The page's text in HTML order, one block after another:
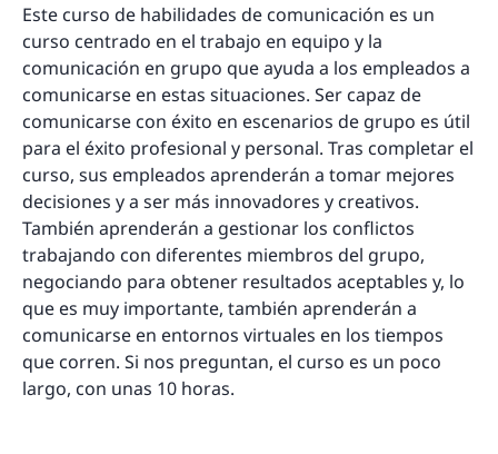
Este curso de habilidades de comunicación es un
curso centrado en el trabajo en equipo y la
comunicación en grupo que ayuda a los empleados a
comunicarse en estas situaciones. Ser capaz de
comunicarse con éxito en escenarios de grupo es útil
para el éxito profesional y personal. Tras completar el
curso, sus empleados aprenderán a tomar mejores
decisiones y a ser más innovadores y creativos.
También aprenderán a gestionar los conflictos
trabajando con diferentes miembros del grupo,
negociando para obtener resultados aceptables y, lo
que es muy importante, también aprenderán a
comunicarse en entornos virtuales en los tiempos
que corren. Si nos preguntan, el curso es un poco
largo, con unas 10 horas.